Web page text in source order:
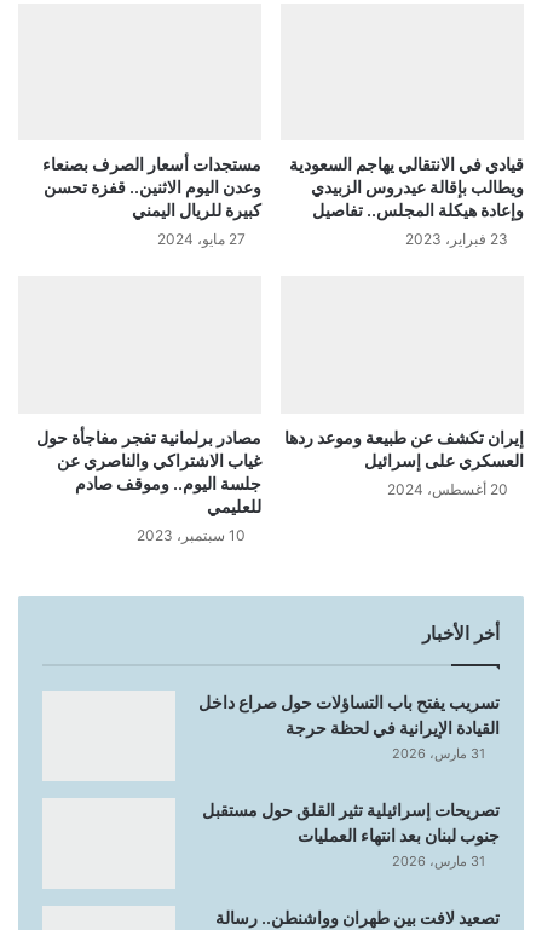
قيادي في الانتقالي يهاجم السعودية
ويطالب بإقالة عيدروس الزبيدي
وإعادة هيكلة المجلس.. تفاصيل
23 فبراير، 2023
مستجدات أسعار الصرف بصنعاء
وعدن اليوم الاثنين.. قفزة تحسن
كبيرة للريال اليمني
27 مايو، 2024
إيران تكشف عن طبيعة وموعد ردها
العسكري على إسرائيل
20 أغسطس، 2024
مصادر برلمانية تفجر مفاجأة حول
غياب الاشتراكي والناصري عن
جلسة اليوم.. وموقف صادم
للعليمي
10 سبتمبر، 2023
أخر الأخبار
تسريب يفتح باب التساؤلات حول صراع داخل
القيادة الإيرانية في لحظة حرجة
31 مارس، 2026
تصريحات إسرائيلية تثير القلق حول مستقبل
جنوب لبنان بعد انتهاء العمليات
31 مارس، 2026
تصعيد لافت بين طهران وواشنطن.. رسالة